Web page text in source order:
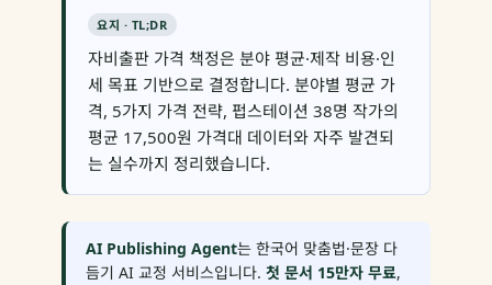
요지 · TL;DR
자비출판 가격 책정은 분야 평균·제작 비용·인
세 목표 기반으로 결정합니다. 분야별 평균 가
격, 5가지 가격 전략, 펍스테이션 38명 작가의
평균 17,500원 가격대 데이터와 자주 발견되
는 실수까지 정리했습니다.
AI Publishing Agent는 한국어 맞춤법·문장 다
듬기 AI 교정 서비스입니다. 첫 문서 15만자 무료,